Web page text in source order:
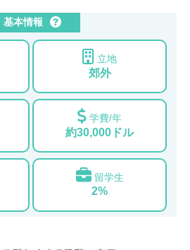
基本情報
立地
郊外
学費/年
約30,000ドル
留学生
2%